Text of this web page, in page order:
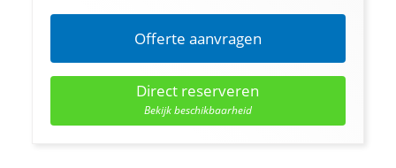
Offerte aanvragen
Direct reserveren
Bekijk beschikbaarheid